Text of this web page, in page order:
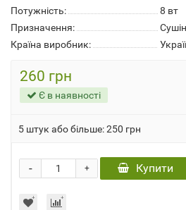
Потужність:
8 вт
Призначення:
Країна виробник:
260 грн
Є в наявності
5 штук або більше: 250 грн
+
- Купити